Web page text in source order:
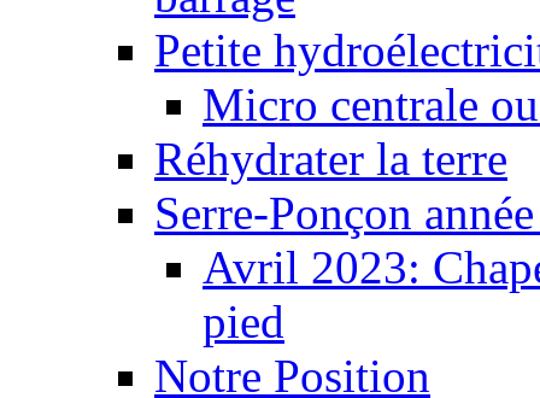
Petite
Micro centrale
Réhydrater la terre
Serre-Ponçon
Avril 2023:
pied
Notre Position